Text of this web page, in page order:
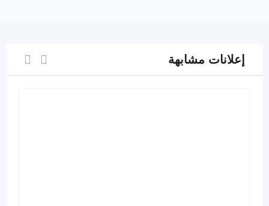
إعلانات مشابهة